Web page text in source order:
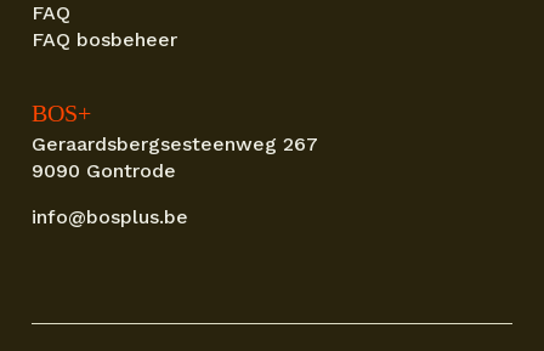
FAQ
FAQ bosbeheer
BOS+
Geraardsbergsesteenweg 267
9090 Gontrode
info@bosplus.be